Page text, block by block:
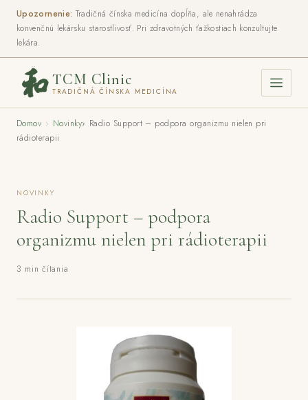
Upozornenie: Tradičná čínska medicína dopĺňa, ale nenahrádza
konvenčnú lekársku starostlivosť. Pri zdravotných ťažkostiach konzultujte
lekára.
TCM Clinic
TRADIČNÁ ČÍNSKA MEDICÍNA
Domov › Novinky› Radio Support – podpora organizmu nielen pri
rádioterapii
NOVINKY
Radio Support – podpora
organizmu nielen pri rádioterapii
3 min čítania